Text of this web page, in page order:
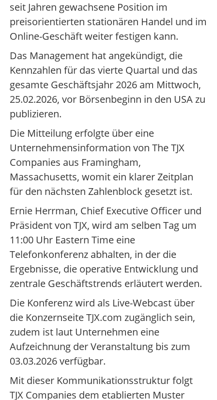
seit Jahren gewachsene Position im
preisorientierten stationären Handel und im
Online-Geschäft weiter festigen kann.
Das Management hat angekündigt, die
Kennzahlen für das vierte Quartal und das
gesamte Geschäftsjahr 2026 am Mittwoch,
25.02.2026, vor Börsenbeginn in den USA zu
publizieren.
Die Mitteilung erfolgte über eine
Unternehmensinformation von The TJX
Companies aus Framingham,
Massachusetts, womit ein klarer Zeitplan
für den nächsten Zahlenblock gesetzt ist.
Ernie Herrman, Chief Executive Officer und
Präsident von TJX, wird am selben Tag um
11:00 Uhr Eastern Time eine
Telefonkonferenz abhalten, in der die
Ergebnisse, die operative Entwicklung und
zentrale Geschäftstrends erläutert werden.
Die Konferenz wird als Live-Webcast über
die Konzernseite TJX.com zugänglich sein,
zudem ist laut Unternehmen eine
Aufzeichnung der Veranstaltung bis zum
03.03.2026 verfügbar.
Mit dieser Kommunikationsstruktur folgt
TJX Companies dem etablierten Muster